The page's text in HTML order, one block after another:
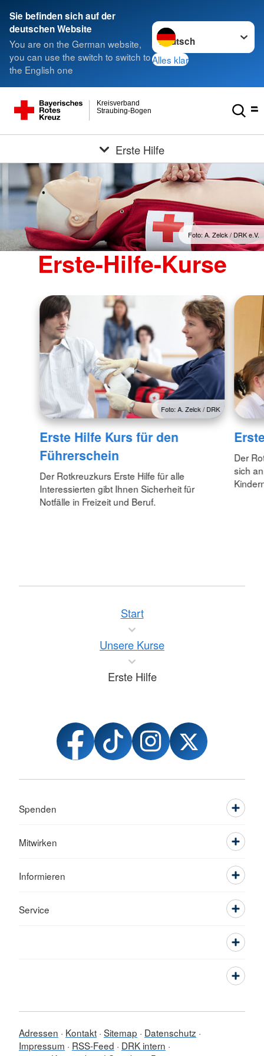
Sie befinden sich auf der
deutschen Website
You are on the German website,
you can use the switch to switch to
the English one
Sprache wechseln zu
Alles klar
Straubing-Bogen
Kreisverband
Erste Hilfe
Foto: A. Zelck / DRK e.V.
Erste-Hilfe-Kurse
Foto: A. Zelck / DRK
Erste Hilfe Kurs für den
Führerschein
Der Rotkreuzkurs Erste Hilfe für alle
Interessierten gibt Ihnen Sicherheit für
Notfälle in Freizeit und Beruf.
Der
sich
Start
Unsere Kurse
Erste Hilfe
Spenden
Mitwirken
Informieren
Service
Adressen Kontakt Sitemap
Datenschutz
Impressum
RSS-Feed
DRK intern